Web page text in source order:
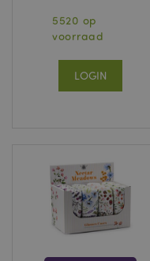
5520 op
voorraad
LOGIN